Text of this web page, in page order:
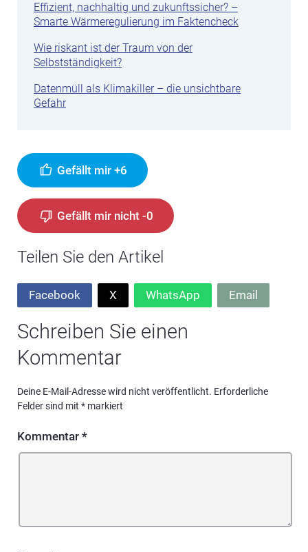
Effizient, nachhaltig und zukunftssicher? –
Smarte Wärmeregulierung im Faktencheck
Wie riskant ist der Traum von der
Selbstständigkeit?
Datenmüll als Klimakiller – die unsichtbare
Gefahr
Gefällt mir +6
Gefällt mir nicht -0
Teilen Sie den Artikel
Facebook X WhatsApp Email
Schreiben Sie einen
Kommentar
Deine E-Mail-Adresse wird nicht veröffentlicht. Erforderliche
Felder sind mit * markiert
Kommentar *